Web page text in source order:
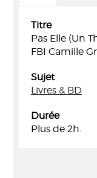
Titre
Pas Elle (Un
FBI Camille
Sujet
Livres & BD
Durée
Plus de 2h.